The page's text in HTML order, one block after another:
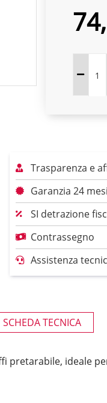
Trasparenza e
Garanzia 24
SI detrazione
Contrassegno
Assistenza
SCHEDA TECNICA
pretarabile, ideale